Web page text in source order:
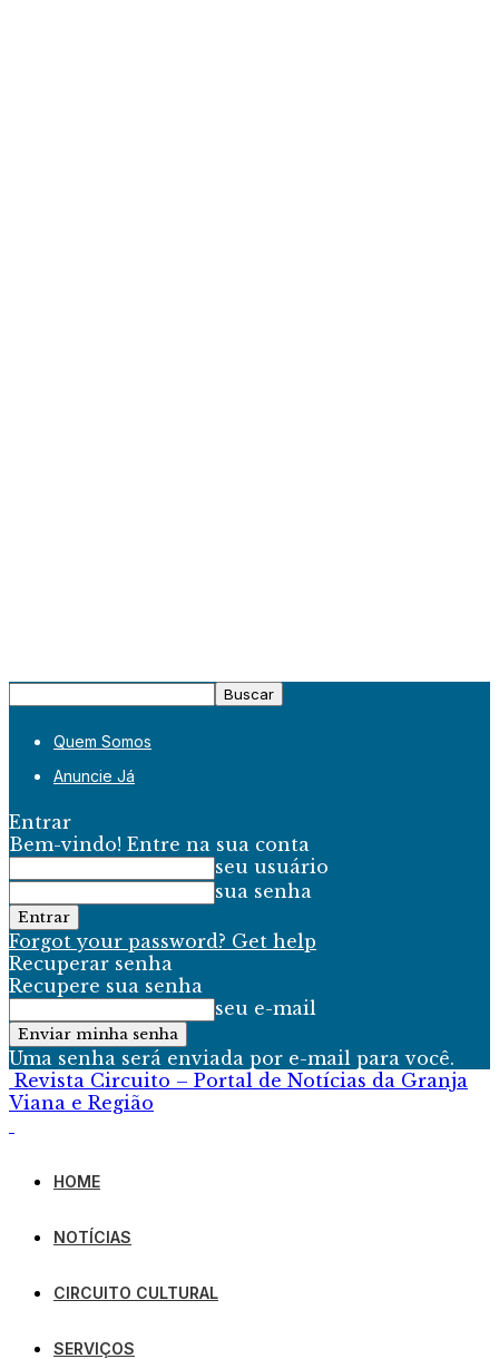
Quem Somos
Anuncie Já
Entrar
Bem-vindo! Entre na sua conta
seu usuário
sua senha
Forgot your password? Get help
Recuperar senha
Recupere sua senha
seu e-mail
Uma senha será enviada por e-mail para você.
Revista Circuito – Portal de Notícias da Granja
Viana e Região
HOME
NOTÍCIAS
CIRCUITO CULTURAL
SERVIÇOS